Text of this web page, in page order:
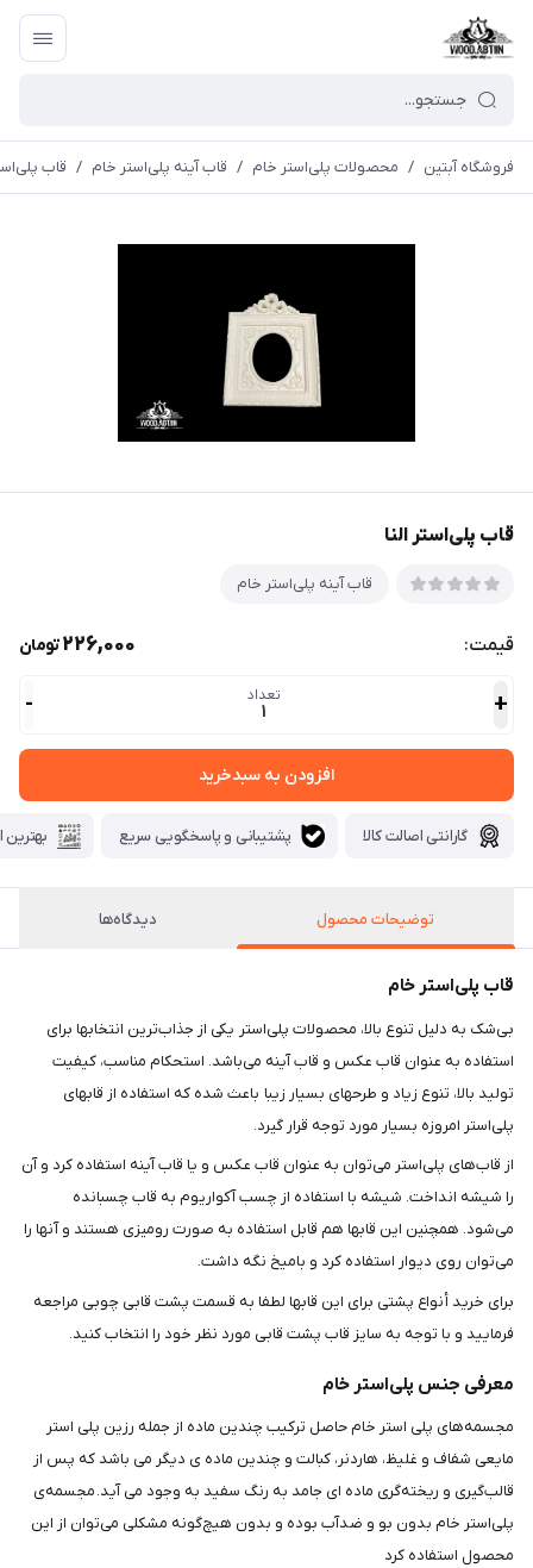
فروشگاه آبتین / محصولات پلی‌استر خام / قاب آینه پلی‌استر خام / قاب
قاب پلی‌استر النا
قاب آینه پلی‌استر خام
قیمت: 226,000تومان
+ تعداد
1
-
افزودن به سبدخرید
گارانتی اصالت کالا پشتیبانی و پاسخگویی سریع بهترین
توضیحات محصول دیدگاه‌ها
قاب پلی‌استر خام
بی‌شک به دلیل تنوع بالا، محصولات پلی‌استر یکی از جذاب‌ترین انتخابها برای
استفاده به عنوان قاب عکس و قاب آینه می‌باشد. استحکام مناسب، کیفیت
تولید بالا، تنوع زیاد و طرحهای بسیار زیبا باعث شده که استفاده از قابهای
پلی‌استر امروزه بسیار مورد توجه قرار گیرد.
از قاب‌‌های پلی‌استر می‌توان به عنوان قاب عکس و یا قاب آینه استفاده کرد و آن
را شیشه انداخت. شیشه با استفاده از چسب آکواریوم به قاب چسبانده
می‌شود. همچنین این قابها هم قابل استفاده به صورت رومیزی هستند و آنها را
می‌توان روی دیوار استفاده کرد و بامیخ نگه داشت.
برای خرید أنواع پشتی برای این قابها لطفا به قسمت پشت قابی چوبی مراجعه
فرمایید و با توجه به سایز قاب پشت قابی مورد نظر خود را انتخاب کنید.
معرفی جنس پلی‌استر خام
مجسمه‌های پلی استر خام حاصل ترکیب چندین ماده از جمله رزین پلی استر
مایعی شفاف و غلیظ، هاردنر، کبالت و چندین ماده ی دیگر می باشد که پس از
قالب‌گیری و ریخته‌گری ماده ای جامد به رنگ سفید به وجود می آید. مجسمه‌ی
پلی‌استر خام بدون بو و ضدآب بوده و بدون هیچ‌گونه مشکلی می‌توان از این
محصول استفاده کرد